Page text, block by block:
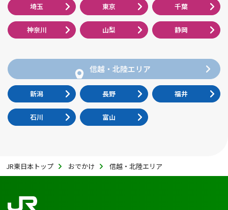
埼玉 東京 千葉
神奈川 山梨 静岡
信越・北陸エリア
新潟 長野 福井
石川 富山
JR東日本トップ おでかけ 信越・北陸エリア